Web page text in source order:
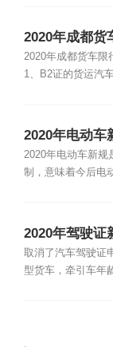
2020年成都货
2020年成都货车限
1、B2证的货运汽
2020年电动车
2020年电动车新规
制，意味着今后电
2020年驾驶证
取消了汽车驾驶证
型货车，牵引车年